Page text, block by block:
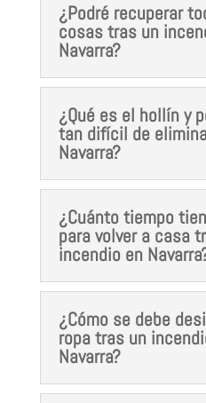
¿Podré recuperar
cosas tras un
Navarra?
¿Qué es el hollín y
tan difícil de
Navarra?
¿Cuánto tiempo
para volver a casa
incendio en
¿Cómo se debe
ropa tras un
Navarra?